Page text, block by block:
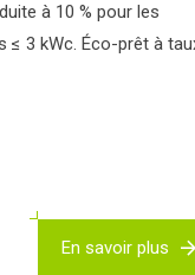
à 10 % pour les
≤ 3 kWc. Éco-prêt à
En savoir plus